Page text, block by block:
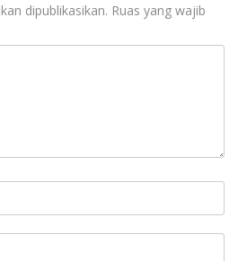
dipublikasikan. Ruas yang wajib